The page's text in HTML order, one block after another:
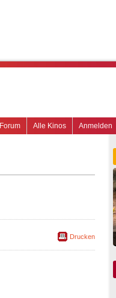
Anmelden
Alle Kinos
Forum
Drucken